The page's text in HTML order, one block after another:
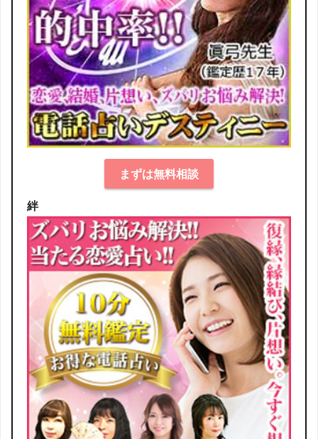
まずは無料相談
絆